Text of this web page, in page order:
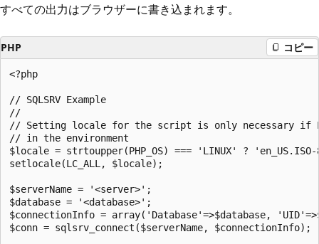
すべての出力はブラウザーに書き込まれます。
PHP コピー
<?php
// SQLSRV Example
//
// Setting locale for the script is only necessary
// in the environment
$locale = strtoupper(PHP_OS) === 'LINUX' ?
setlocale(LC_ALL, $locale);
$serverName = '<server>';
$database = '<database>';
$connectionInfo = array('Database'=>$database,
$conn = sqlsrv_connect($serverName, $connectionInfo);